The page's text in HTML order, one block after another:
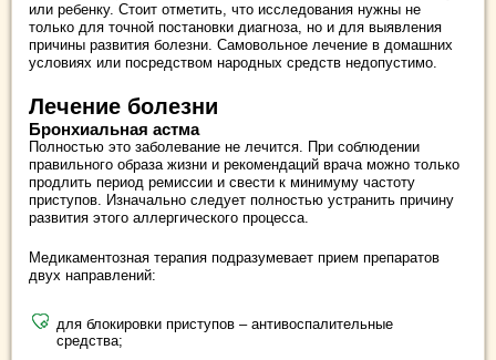
или ребенку. Стоит отметить, что исследования нужны не
только для точной постановки диагноза, но и для выявления
причины развития болезни. Самовольное лечение в домашних
условиях или посредством народных средств недопустимо.
Лечение болезни
Бронхиальная астма
Полностью это заболевание не лечится. При соблюдении
правильного образа жизни и рекомендаций врача можно только
продлить период ремиссии и свести к минимуму частоту
приступов. Изначально следует полностью устранить причину
развития этого аллергического процесса.
Медикаментозная терапия подразумевает прием препаратов
двух направлений:
для блокировки приступов – антивоспалительные
средства;